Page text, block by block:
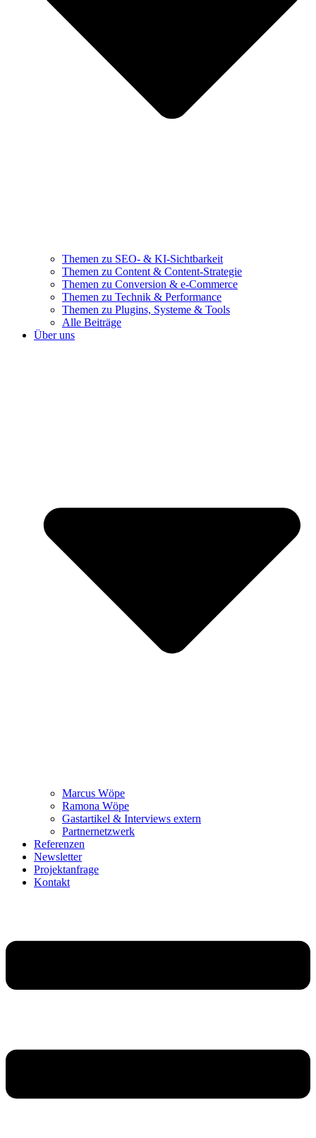
Themen zu SEO- & KI-Sichtbarkeit
Themen zu Content & Content-Strategie
Themen zu Conversion & e-Commerce
Themen zu Technik & Performance
Themen zu Plugins, Systeme & Tools
Alle Beiträge
Über uns
Marcus Wöpe
Ramona Wöpe
Gastartikel & Interviews extern
Partnernetzwerk
Referenzen
Newsletter
Projektanfrage
Kontakt